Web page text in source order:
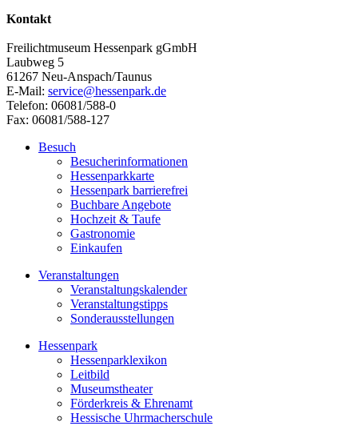
Kontakt
Freilichtmuseum Hessenpark gGmbH
Laubweg 5
61267 Neu-Anspach/Taunus
E-Mail: service@hessenpark.de
Telefon: 06081/588-0
Fax: 06081/588-127
Besuch
Besucherinformationen
Hessenparkkarte
Hessenpark barrierefrei
Buchbare Angebote
Hochzeit & Taufe
Gastronomie
Einkaufen
Veranstaltungen
Veranstaltungskalender
Veranstaltungstipps
Sonderausstellungen
Hessenpark
Hessenparklexikon
Leitbild
Museumstheater
Förderkreis & Ehrenamt
Hessische Uhrmacherschule